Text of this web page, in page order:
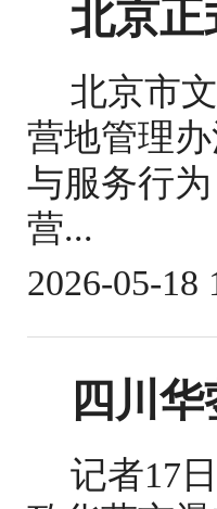
北京正
北京市
营地管理
与服务行
营...
2026-05-18
四川
记者17